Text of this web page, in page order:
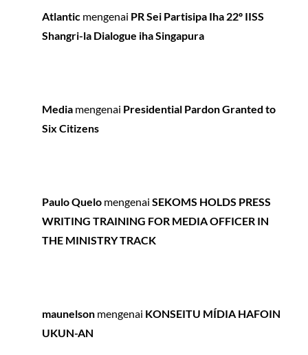
Atlantic mengenai PR Sei Partisipa Iha 22º IISS
Shangri-la Dialogue iha Singapura
Media mengenai Presidential Pardon Granted to
Six Citizens
Paulo Quelo mengenaiSEKOMS HOLDS PRESS
WRITING TRAINING FOR MEDIA OFFICER IN
THE MINISTRY TRACK
maunelson mengenai KONSEITU MÍDIA HAFOIN
UKUN-AN